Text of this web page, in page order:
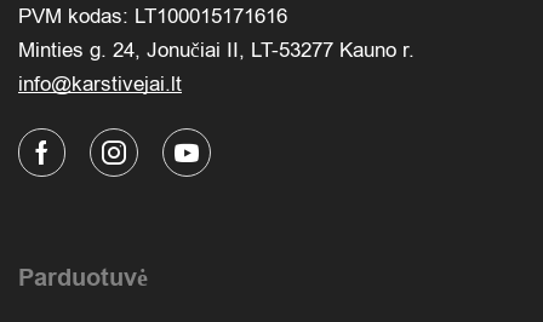
PVM kodas: LT100015171616
Minties g. 24, Jonučiai II, LT-53277 Kauno r.
info@karstivejai.lt
Parduotuvė